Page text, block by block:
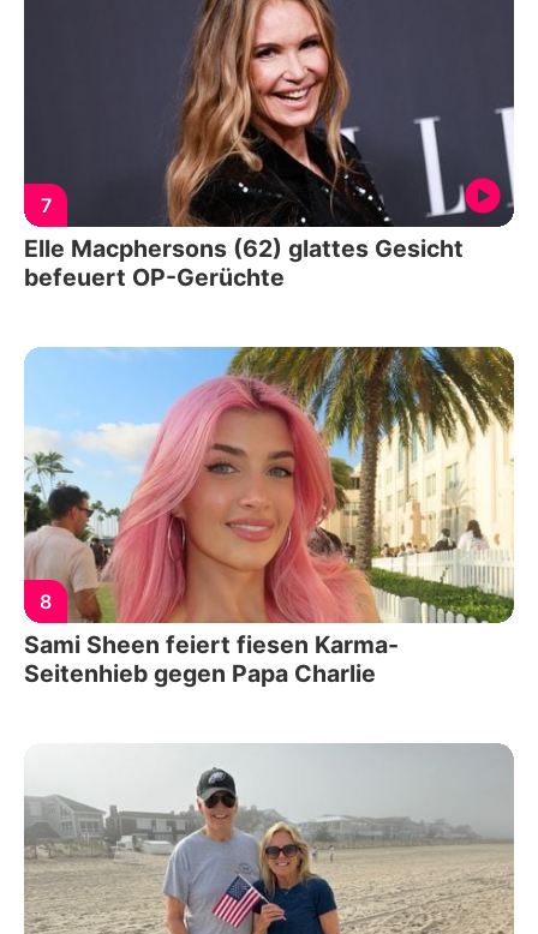
7
Elle Macphersons (62) glattes Gesicht
befeuert OP-Gerüchte
8
Sami Sheen feiert fiesen Karma-
Seitenhieb gegen Papa Charlie